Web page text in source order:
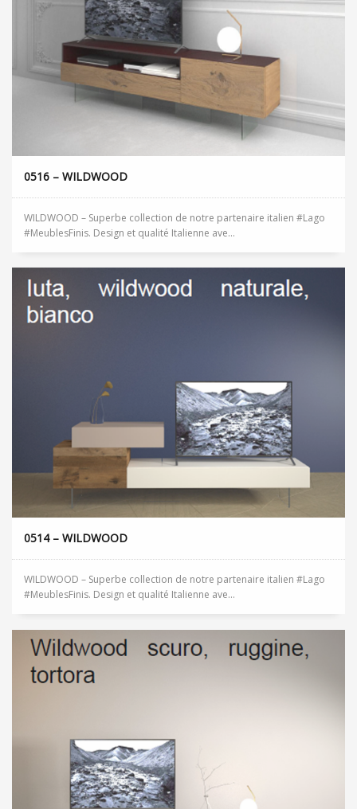
0516 – WILDWOOD
WILDWOOD – Superbe collection de notre partenaire italien #Lago
#MeublesFinis. Design et qualité Italienne ave...
0514 – WILDWOOD
WILDWOOD – Superbe collection de notre partenaire italien #Lago
#MeublesFinis. Design et qualité Italienne ave...